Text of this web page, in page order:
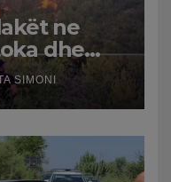
ne
dhe
SIMONI